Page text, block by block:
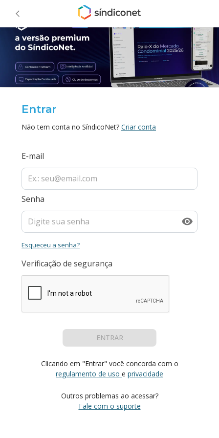
Entrar
Não tem conta no SíndicoNet? Criar conta
E-mail
Senha
Esqueceu a senha?
Verificação de segurança
ENTRAR
Clicando em "Entrar" você concorda com o
regulamento de uso e privacidade
Outros problemas ao acessar?
Fale com o suporte